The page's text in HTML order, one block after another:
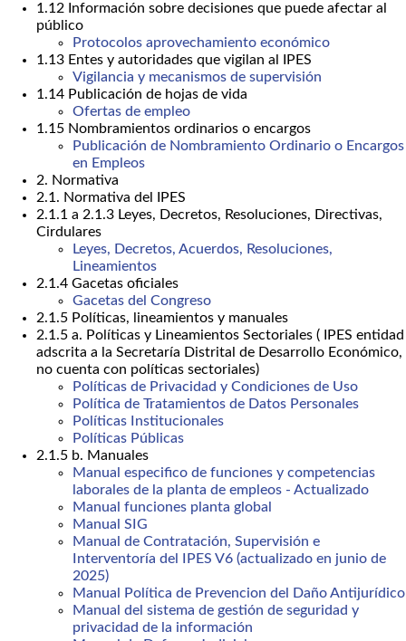
1.12 Información sobre decisiones que puede afectar al
público
Protocolos aprovechamiento económico
1.13 Entes y autoridades que vigilan al IPES
Vigilancia y mecanismos de supervisión
1.14 Publicación de hojas de vida
Ofertas de empleo
1.15 Nombramientos ordinarios o encargos
Publicación de Nombramiento Ordinario o Encargos
en Empleos
2. Normativa
2.1. Normativa del IPES
2.1.1 a 2.1.3 Leyes, Decretos, Resoluciones, Directivas,
Cirdulares
Leyes, Decretos, Acuerdos, Resoluciones,
Lineamientos
2.1.4 Gacetas oficiales
Gacetas del Congreso
2.1.5 Políticas, lineamientos y manuales
2.1.5 a. Políticas y Lineamientos Sectoriales ( IPES entidad
adscrita a la Secretaría Distrital de Desarrollo Económico,
no cuenta con políticas sectoriales)
Políticas de Privacidad y Condiciones de Uso
Política de Tratamientos de Datos Personales
Políticas Institucionales
Políticas Públicas
2.1.5 b. Manuales
Manual especifico de funciones y competencias
laborales de la planta de empleos - Actualizado
Manual funciones planta global
Manual SIG
Manual de Contratación, Supervisión e
Interventoría del IPES V6 (actualizado en junio de
2025)
Manual Política de Prevencion del Daño Antijurídico
Manual del sistema de gestión de seguridad y
privacidad de la información